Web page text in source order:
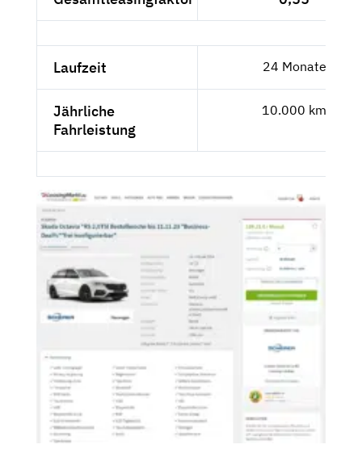
Laufzeit 24 Monate
Jährliche
Fahrleistung
10.000 km